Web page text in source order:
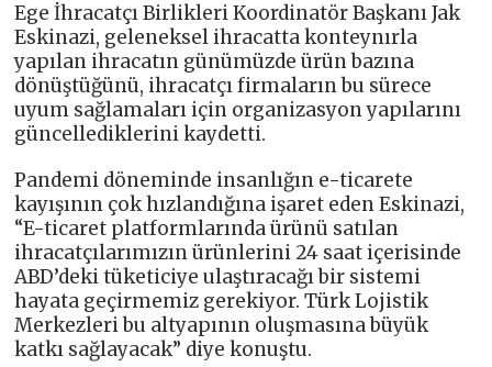
Ege İhracatçı Birlikleri Koordinatör Başkanı Jak
Eskinazi, geleneksel ihracatta konteynırla
yapılan ihracatın günümüzde ürün bazına
dönüştüğünü, ihracatçı firmaların bu sürece
uyum sağlamaları için organizasyon yapılarını
güncellediklerini kaydetti.
Pandemi döneminde insanlığın e-ticarete
kayışının çok hızlandığına işaret eden Eskinazi,
“E-ticaret platformlarında ürünü satılan
ihracatçılarımızın ürünlerini 24 saat içerisinde
ABD’deki tüketiciye ulaştıracağı bir sistemi
hayata geçirmemiz gerekiyor. Türk Lojistik
Merkezleri bu altyapının oluşmasına büyük
katkı sağlayacak” diye konuştu.